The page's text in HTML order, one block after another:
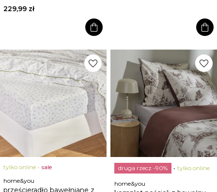
229,99 zł
shopping_bag shopping_bag
favorite
tylko online
sale
home&you
prześcieradło bawełniane z
favorite
druga rzecz -90% tylko online
home&you